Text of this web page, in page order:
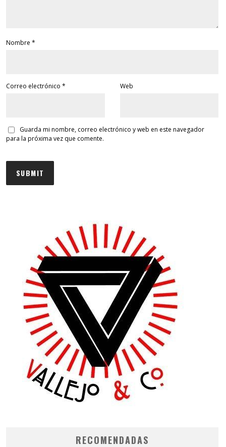
Nombre *
Correo electrónico * Web
Guarda mi nombre, correo electrónico y web en este navegador
para la próxima vez que comente.
RECOMENDADAS